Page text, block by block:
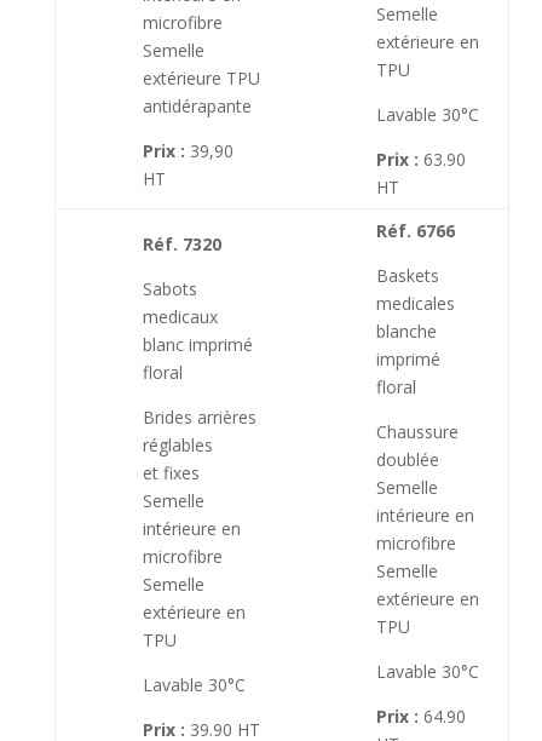
microfibre
Semelle
extérieure TPU
antidérapante
Prix : 39,90
HT
Semelle
extérieure en
TPU
Lavable 30°C
Prix : 63.90
HT
Réf. 7320
Sabots
medicaux
blanc imprimé
floral
Brides arrières
réglables
et fixes
Semelle
intérieure en
microfibre
Semelle
extérieure en
TPU
Lavable 30°C
Prix : 39.90 HT
Réf. 6766
Baskets
medicales
blanche
imprimé
floral
Chaussure
doublée
Semelle
intérieure en
microfibre
Semelle
extérieure en
TPU
Lavable 30°C
Prix : 64.90